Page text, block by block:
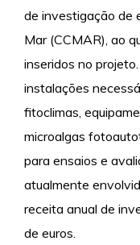
de investigação de
Mar (CCMAR), ao
inseridos no
instalações
fitoclimas,
microalgas
para ensaios e
atualmente
receita anual de
de euros.